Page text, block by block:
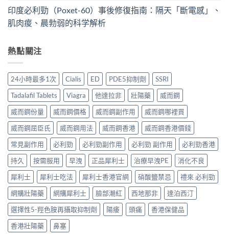
印度必利勁（Poxet-60）事後修復指南：隔天「斷電感」、
肌肉痠、晨勃弱的科学解析
熱點關注
24小時最多1次 Cialis ED PDE5抑制劑
SSRI
Tadalafil Tablets
Viagra 他達拉非 壯陽藥
威而鋼
威而鋼份量
威而鋼價格 威而鋼副作用
威而鋼哪裡買
威而鋼屈臣氏
威而鋼用法 威而鋼香港
威而鋼香港價錢
常見副作用
必利勁 必利勁副作用 必利勁 副作用
必利勁香港
持久
按需服用 早洩 正品犀利士 治療早洩PE
消化不良
犀利士
犀利士吃法 犀利士香港官網 硝酸鹽禁忌
禮來 必利勁
網購壯陽藥
網購犀利士 臉部潮紅 西地那非
達泊西汀
選擇性5-羥色胺再攝取抑制劑
陽痿 頭痛
香港保健品
香港壯陽藥
鼻塞